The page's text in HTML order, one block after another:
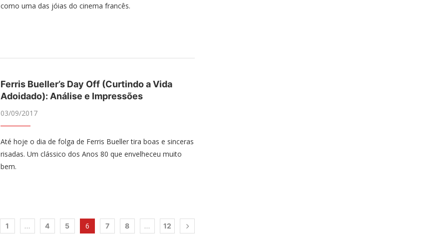
como uma das jóias do cinema francês.
Ferris Bueller’s Day Off (Curtindo a Vida
Adoidado): Análise e Impressões
03/09/2017
Até hoje o dia de folga de Ferris Bueller tira boas e sinceras
risadas. Um clássico dos Anos 80 que envelheceu muito
bem.
1 … 4 5 6 7 8 … 12